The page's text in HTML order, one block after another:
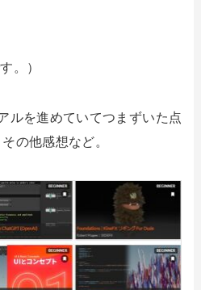
。）
ルを進めていてつまずいた点
の他感想など。